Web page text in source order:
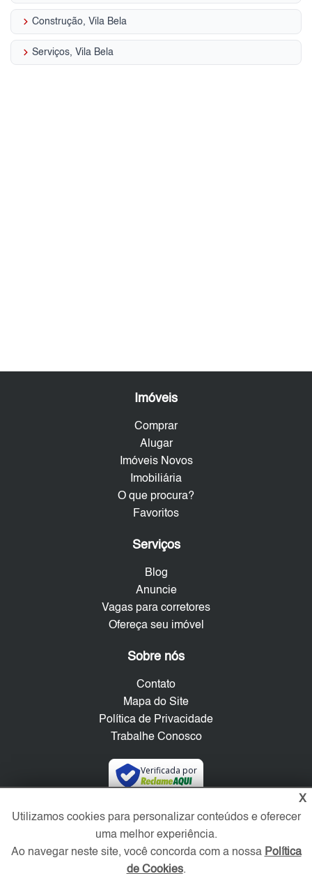
keyboard_arrow_right Construção, Vila Bela
keyboard_arrow_right Serviços, Vila Bela
Imóveis
Comprar
Alugar
Imóveis Novos
Imobiliária
O que procura?
Favoritos
Serviços
Blog
Anuncie
Vagas para corretores
Ofereça seu imóvel
Sobre nós
Contato
Mapa do Site
Política de Privacidade
Trabalhe Conosco
Verificada por
Redes Sociais
X
Utilizamos cookies para personalizar conteúdos e oferecer
uma melhor experiência.
Ao navegar neste site, você concorda com a nossa Política
de Cookies.